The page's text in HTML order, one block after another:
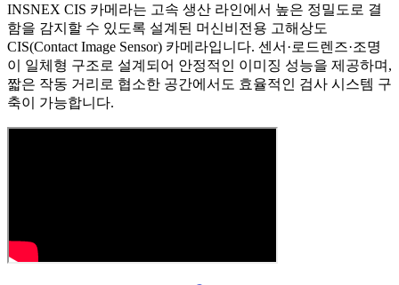
INSNEX CIS 카메라는 고속 생산 라인에서 높은 정밀도로 결
함을 감지할 수 있도록 설계된 머신비전용 고해상도
CIS(Contact Image Sensor) 카메라입니다. 센서·로드렌즈·조명
이 일체형 구조로 설계되어 안정적인 이미징 성능을 제공하며,
짧은 작동 거리로 협소한 공간에서도 효율적인 검사 시스템 구
축이 가능합니다.